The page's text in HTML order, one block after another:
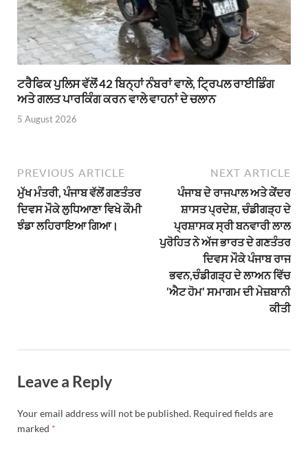
ਟਰੈਫਿਕ ਪੁਲਿਸ ਵੱਲੋਂ 42 ਬਿਨ੍ਹਾਂ ਨੰਬਰਾਂ ਵਾਲੇ, ਟ੍ਰਿਪਲ ਰਾਈਡਿੰਗ
ਅਤੇ ਗਲਤ ਪਾਰਕਿੰਗ ਕਰਨ ਵਾਲੇ ਵਾਹਨਾਂ ਦੇ ਚਲਾਨ
5 August 2026
PREVIOUS ARTICLE
ਮੁੱਖ ਮੰਤਰੀ, ਪੰਜਾਬ ਵੱਲੋਂ ਗਣਤੰਤਰ
ਦਿਵਸ ਮੌਕੇ ਲੁਧਿਆਣਾ ਵਿਖੇ ਕੌਮੀ
ਝੰਡਾ ਲਹਿਰਾਇਆ ਗਿਆ।
NEXT ARTICLE
ਪੰਜਾਬ ਦੇ ਰਾਜਪਾਲ ਅਤੇ ਕੇਂਦਰ
ਸ਼ਾਸਤ ਪ੍ਰਦੇਸ਼, ਚੰਡੀਗੜ੍ਹ ਦੇ
ਪ੍ਰਸ਼ਾਸਕ ਸ੍ਰੀ ਬਨਵਾਰੀ ਲਾਲ
ਪੁਰੋਹਿਤ ਨੇ ਅੱਜ ਭਾਰਤ ਦੇ ਗਣਤੰਤਰ
ਦਿਵਸ ਮੌਕੇ ਪੰਜਾਬ ਰਾਜ
ਭਵਨ,ਚੰਡੀਗੜ੍ਹ ਦੇ ਲਾਅਨ ਵਿੱਚ
‘ਐਟ ਹੋਮ’ ਸਮਾਗਮ ਦੀ ਮੇਜ਼ਬਾਨੀ
ਕੀਤੀ
Leave a Reply
Your email address will not be published. Required fields are
marked *